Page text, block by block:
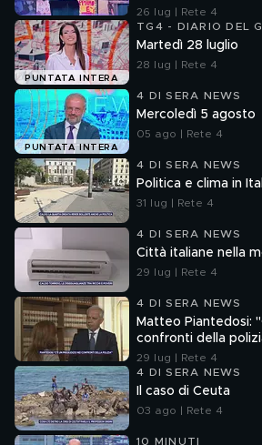
26 lug | Rete 4
PUNTATA INTERA
TG4 - DIARIO DEL
Martedì 28 luglio
28 lug | Rete 4
PUNTATA INTERA
4 DI SERA NEWS
Mercoledì 5 agosto
05 ago | Rete 4
4 DI SERA NEWS
Politica e clima in
31 lug | Rete 4
4 DI SERA NEWS
Città italiane nella
29 lug | Rete 4
4 DI SERA NEWS
Matteo Piantedosi:
confronti della
29 lug | Rete 4
4 DI SERA NEWS
Il caso di Ceuta
03 ago | Rete 4
10 MINUTI